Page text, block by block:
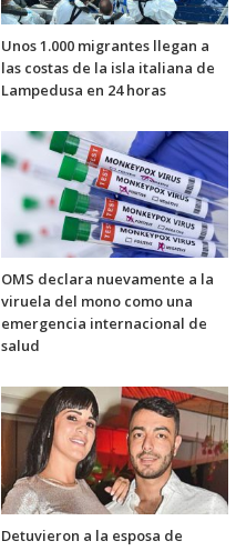
Unos 1.000 migrantes llegan a
las costas de la isla italiana de
Lampedusa en 24 horas
OMS declara nuevamente a la
viruela del mono como una
emergencia internacional de
salud
Detuvieron a la esposa de